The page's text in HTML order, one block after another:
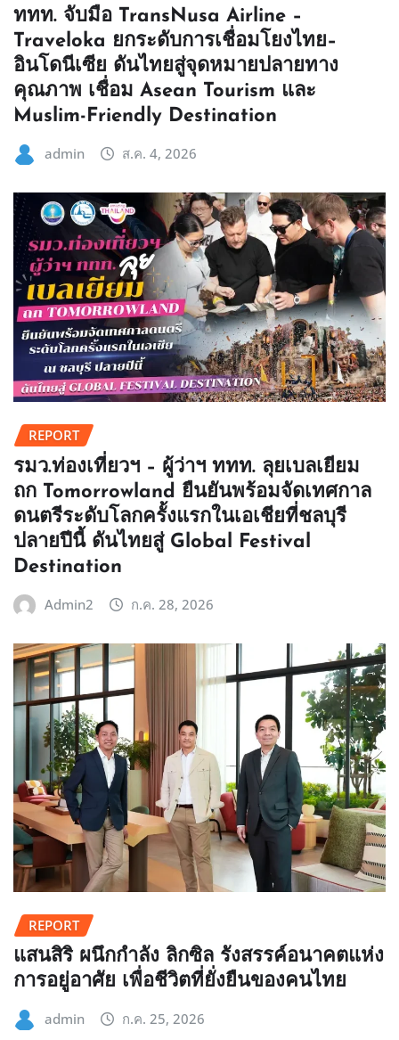
ททท. จับมือ TransNusa Airline –
Traveloka ยกระดับการเชื่อมโยงไทย–
อินโดนีเซีย ดันไทยสู่จุดหมายปลายทาง
คุณภาพ เชื่อม Asean Tourism และ
Muslim-Friendly Destination
admin ส.ค. 4, 2026
REPORT
รมว.ท่องเที่ยวฯ – ผู้ว่าฯ ททท. ลุยเบลเยียม
ถก Tomorrowland ยืนยันพร้อมจัดเทศกาล
ดนตรีระดับโลกครั้งแรกในเอเชียที่ชลบุรี
ปลายปีนี้ ดันไทยสู่ Global Festival
Destination
Admin2 ก.ค. 28, 2026
REPORT
แสนสิริ ผนึกกำลัง ลิกซิล รังสรรค์อนาคตแห่ง
การอยู่อาศัย เพื่อชีวิตที่ยั่งยืนของคนไทย
admin ก.ค. 25, 2026